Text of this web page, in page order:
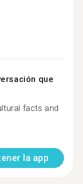
que
facts and
la app